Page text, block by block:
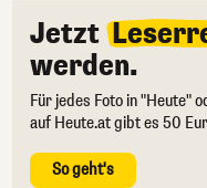
Jetzt
werden.
Für jedes Foto in "Heute"
auf Heute.at gibt es 50
So geht's